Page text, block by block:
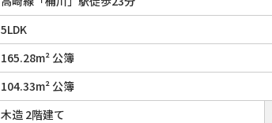
5LDK
165.28m² 公簿
104.33m² 公簿
木造 2階建て